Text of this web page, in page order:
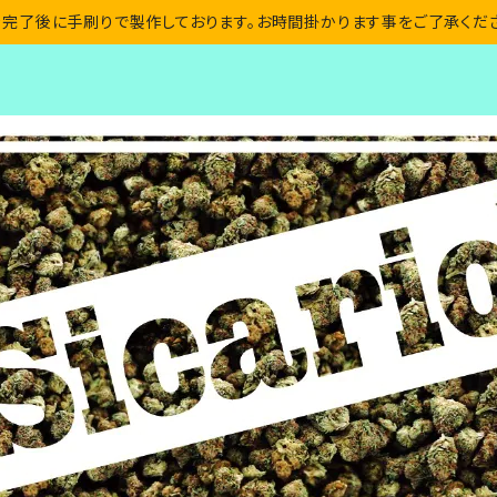
了後に手刷りで製作しております。お時間掛かります事をご了承くだ